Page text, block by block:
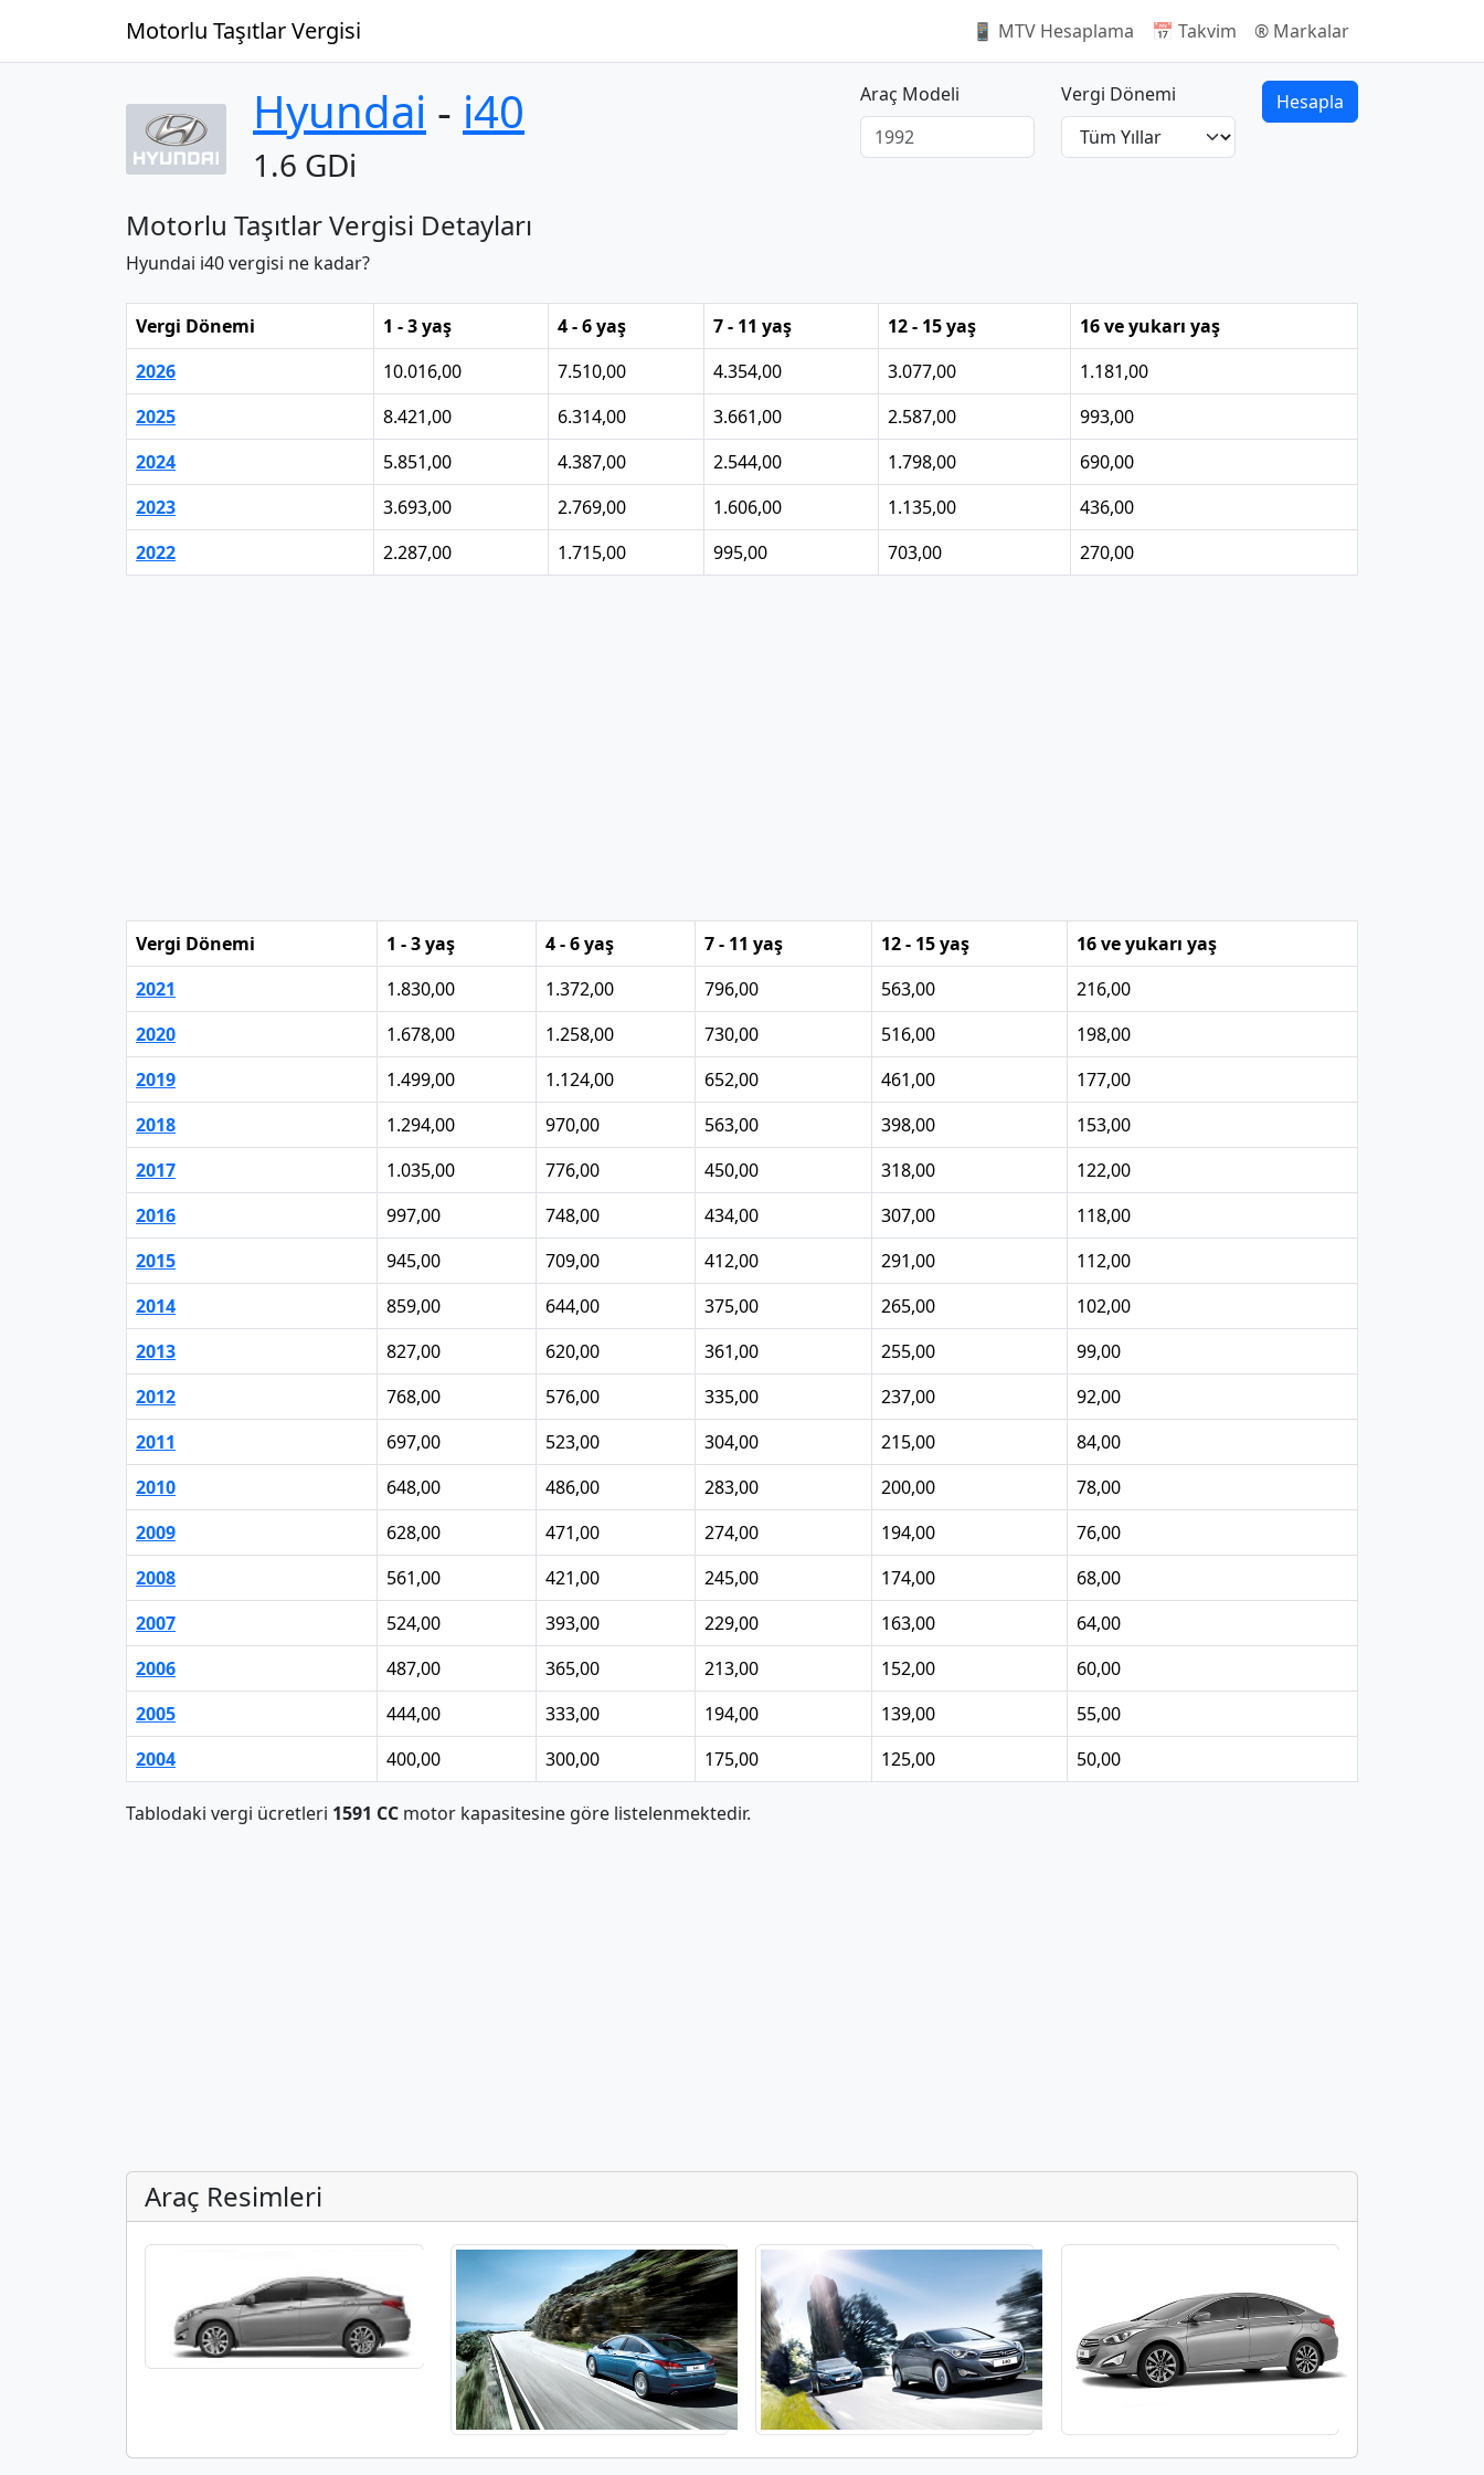
Motorlu Taşıtlar Vergisi 📱 MTV Hesaplama 📅 Takvim ®️ Markalar
Hyundai ‐ i40
1.6 GDi
Motorlu Taşıtlar Vergisi Detayları
Hyundai i40 vergisi ne kadar?
Araç Modeli Vergi Dönemi Hesapla
Vergi Dönemi 1 - 3 yaş 4 - 6 yaş 7 - 11 yaş 12 - 15 yaş
16 ve yukarı yaş
2026
10.016,00 7.510,00 4.354,00 3.077,00
1.181,00
2025
8.421,00 6.314,00 3.661,00 2.587,00
993,00
2024
5.851,00 4.387,00 2.544,00 1.798,00
690,00
2023
3.693,00 2.769,00 1.606,00 1.135,00
436,00
2022
2.287,00 1.715,00 995,00 703,00 270,00
Vergi Dönemi 1 - 3 yaş 4 - 6 yaş 7 - 11 yaş 12 - 15 yaş
16 ve yukarı yaş
2021
1.830,00 1.372,00 796,00 563,00
216,00
2020
1.678,00 1.258,00 730,00 516,00
198,00
2019
1.499,00 1.124,00 652,00 461,00
177,00
2018
1.294,00 970,00 563,00 398,00
153,00
2017
1.035,00 776,00 450,00 318,00
122,00
2016
997,00 748,00 434,00 307,00
118,00
2015
945,00 709,00 412,00 291,00
112,00
2014
859,00 644,00 375,00 265,00
102,00
2013
827,00 620,00 361,00 255,00
99,00
2012
768,00 576,00 335,00 237,00
92,00
2011
697,00 523,00 304,00 215,00
84,00
2010
648,00 486,00 283,00 200,00
78,00
2009
628,00 471,00 274,00 194,00
76,00
2008
561,00 421,00 245,00 174,00
68,00
2007
524,00 393,00 229,00 163,00
64,00
2006
487,00 365,00 213,00 152,00
60,00
2005
444,00 333,00 194,00 139,00
55,00
2004
400,00 300,00 175,00 125,00 50,00
Tablodaki vergi ücretleri 1591 CC motor kapasitesine göre listelenmektedir.
Araç Resimleri